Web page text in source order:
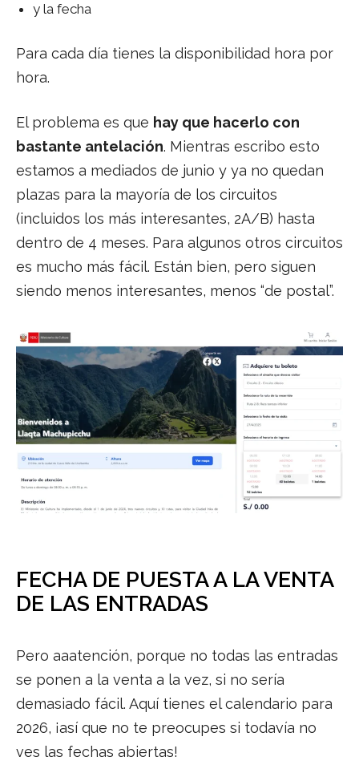
y la fecha
Para cada día tienes la disponibilidad hora por
hora.
El problema es que hay que hacerlo con
bastante antelación. Mientras escribo esto
estamos a mediados de junio y ya no quedan
plazas para la mayoría de los circuitos
(incluidos los más interesantes, 2A/B) hasta
dentro de 4 meses. Para algunos otros circuitos
es mucho más fácil. Están bien, pero siguen
siendo menos interesantes, menos “de postal”.
FECHA DE PUESTA A LA VENTA
DE LAS ENTRADAS
Pero aaatención, porque no todas las entradas
se ponen a la venta a la vez, si no sería
demasiado fácil. Aquí tienes el calendario para
2026, ¡así que no te preocupes si todavía no
ves las fechas abiertas!